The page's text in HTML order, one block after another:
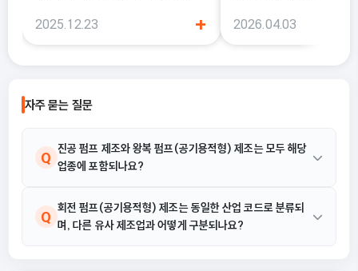
에서는 이 두 가지의 차이를 정확히 이해
경비율의 개념부터, 어떤 경우에 어떤 방
으로 정리합니다.
2025.12.23 +
더 늘어난 것처럼 느껴질 때
2026.04.03
자주 묻는 질문
Q
진공 펌프 제조와 왕복 펌프(공기용적형) 제조는 모두 해당
업종에 포함되나요?
A 네, 포함됩니다. 제공된 활동 예시에 따르면 진공 펌프 제조와 왕복
펌프 제조(공기용적형)는 모두 29132 기체 펌프 및 압축기 제조업
Q
회전 펌프(공기용적형) 제조는 동일한 산업 코드로 분류되
며, 다른 유사 제조업과 어떻게 구분되나요?